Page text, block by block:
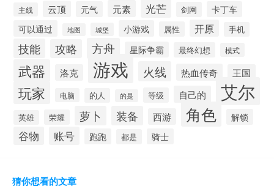
主线 云顶 元气 元素 光芒 剑网 卡丁车
可以通过 地图 城堡 小游戏 属性 开原 手机
技能 攻略 方舟 星际争霸 最终幻想 模式
武器 洛克 游戏 火线 热血传奇 王国
玩家 电脑 的人 的是 等级 自己的 艾尔
英雄 荣耀 萝卜 装备 西游 角色 解锁
谷物 账号 跑跑 都是 骑士
猜你想看的文章